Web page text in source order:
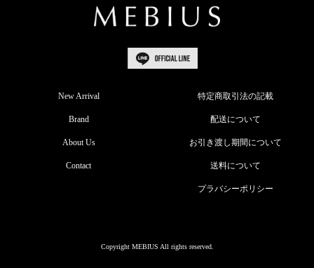
New Arrival
Brand
About Us
Contact
特定商取引法の記載
配送について
お引き渡し期間について
送料について
プラバシーポリシー
Copyright MEBIUS All rights reserved.